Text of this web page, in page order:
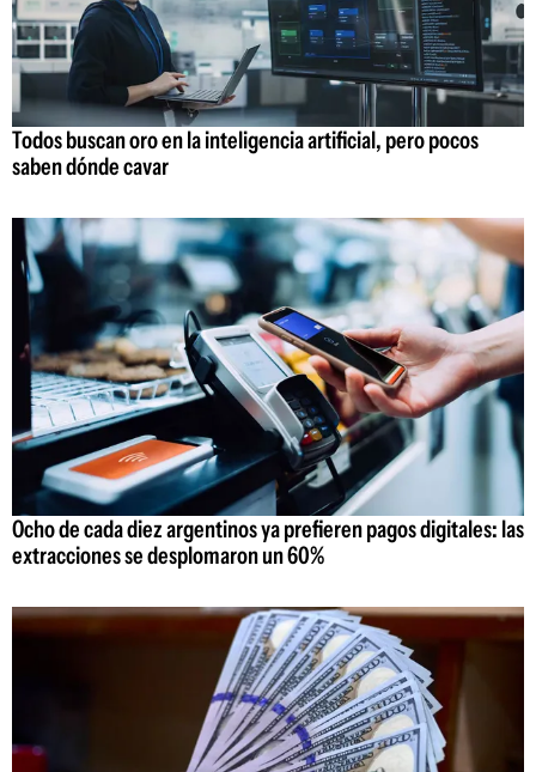
Todos buscan oro en la inteligencia artificial, pero pocos
saben dónde cavar
Ocho de cada diez argentinos ya prefieren pagos digitales: las
extracciones se desplomaron un 60%